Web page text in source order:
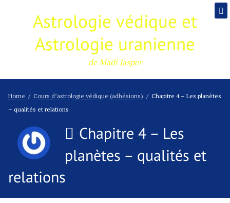
Astrologie védique et
Astrologie uranienne
de Madi Jasper
Home / Cours d’astrologie védique (adhésions) / Chapitre 4 – Les planètes
– qualités et relations
Chapitre 4 – Les
planètes – qualités et
relations